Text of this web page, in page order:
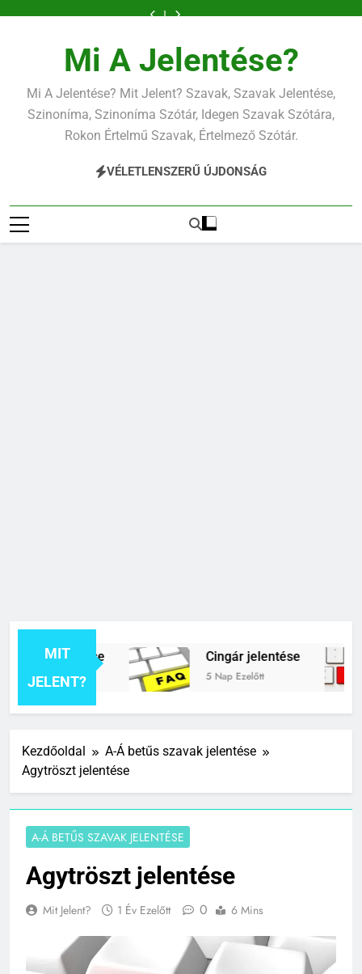
Mi A Jelentése?
Mi A Jelentése? Mit Jelent? Szavak, Szavak Jelentése,
Szinoníma, Szinoníma Szótár, Idegen Szavak Szótára,
Cingár jelentése
5 Nap Ezelőtt
Kezdőoldal
A-Á betűs szavak jelentése
A-Á BETŰS SZAVAK JELENTÉSE
Agytröszt jelentése